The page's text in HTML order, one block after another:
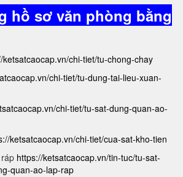
hồ sơ văn phòng bằng
ketsatcaocap.vn/chi-tiet/tu-chong-chay
chi-tiet/tu-dung-tai-lieu-xuan-
chi-tiet/tu-sat-dung-quan-ao-
ketsatcaocap.vn/chi-tiet/cua-sat-kho-tien
https://ketsatcaocap.vn/tin-tuc/tu-sat-
quan-ao-lap-rap